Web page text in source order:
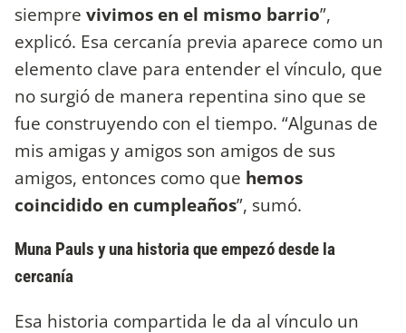
siempre vivimos en el mismo barrio”,
explicó. Esa cercanía previa aparece como un
elemento clave para entender el vínculo, que
no surgió de manera repentina sino que se
fue construyendo con el tiempo. “Algunas de
mis amigas y amigos son amigos de sus
amigos, entonces como que hemos
coincidido en cumpleaños”, sumó.
Muna Pauls y una historia que empezó desde la
cercanía
Esa historia compartida le da al vínculo un